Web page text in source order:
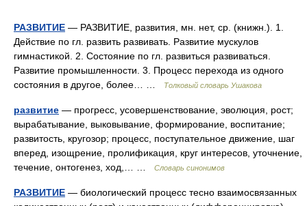
РАЗВИТИЕ — РАЗВИТИЕ, развития, мн. нет, ср. (книжн.). 1.
Действие по гл. развить развивать. Развитие мускулов
гимнастикой. 2. Состояние по гл. развиться развиваться.
Развитие промышленности. 3. Процесс перехода из одного
состояния в другое, более… …
Толковый словарь Ушакова
развитие — прогресс, усовершенствование, эволюция, рост;
вырабатывание, выковывание, формирование, воспитание;
развитость, кругозор; процесс, поступательное движение, шаг
вперед, изощрение, пролификация, круг интересов, уточнение,
течение, онтогенез, ход,… …
Словарь синонимов
РАЗВИТИЕ — биологический процесс тесно взаимосвязанных